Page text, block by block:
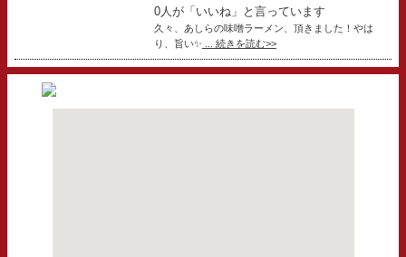
0人が「いいね」と言っています
久々、あしらの味噌ラーメン、頂きました！やは
り、旨い✨ ... 続きを読む>>